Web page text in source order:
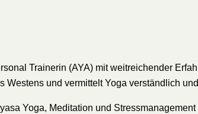
Trainerin (AYA) mit weitreichender
Westens und vermittelt Yoga verständlich
Yoga, Meditation und